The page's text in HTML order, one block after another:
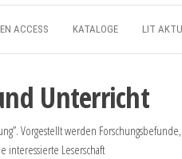
ACCESS KATALOGE LIT
Unterricht
Vorgestellt werden
interessierte Leserschaft